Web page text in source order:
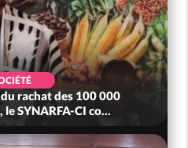
rachat des 100 000
SYNARFA-CI co...